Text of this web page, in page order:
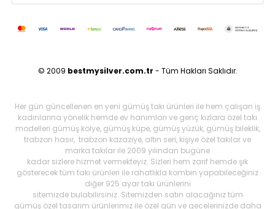
© 2009 bestmysilver.com.tr - Tüm Hakları Saklıdır.
Her gün güncellenen en yeni gümüş takı ürünleri ile hem çalışan iş
kadınlarına yönelik hemde ev hanımları ve genç kızlara özel takı
modelleri gümüş kolye, gümüş küpe, gümüş yüzük, gümüş bileklik,
trabzon hasır, trabzon kazaziye, altın seri, kişiye özel takılar ve
marka takılar ile 2009 yılından bugüne
kadar sizlere hizmet vermekteyiz. Sizleri hem zarif hemde şık
gösterecek tüm takı ürünleri ile rahatlıkla kombin yapabileceğiniz
diğer 925 ayar takı ürünlerini
sitemizde bulabilirsiniz. Sitemizden satın alacağınız tüm
gümüş özel tasarım ürünlerimiz ile özel gün ve gecelerinizde daha